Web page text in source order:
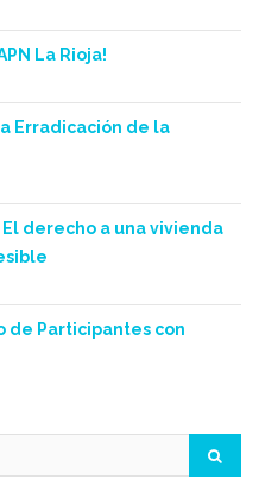
La Rioja!
Erradicación de la
derecho a una vivienda
de Participantes con